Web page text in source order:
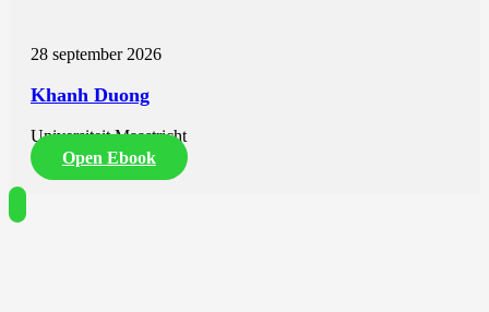
28 september 2026
Khanh Duong
Universiteit Maastricht
Open Ebook